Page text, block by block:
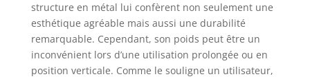
structure en métal lui confèrent non seulement une
esthétique agréable mais aussi une durabilité
remarquable. Cependant, son poids peut être un
inconvénient lors d’une utilisation prolongée ou en
position verticale. Comme le souligne un utilisateur,